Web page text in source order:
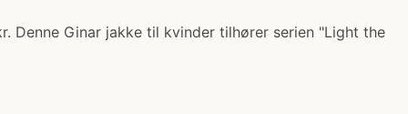
Denne Ginar jakke til kvinder tilhører serien "Light the